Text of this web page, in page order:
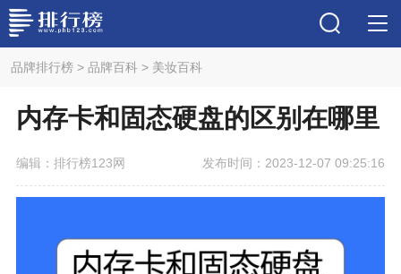
品牌排行榜> 品牌百科> 美妆百科
内存卡和固态硬盘的区别在哪里
编辑：排行榜123网 发布时间：2023-12-07 09:25:16